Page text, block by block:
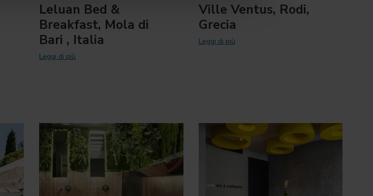
Leluan Bed &
Breakfast, Mola di
Bari , Italia
Leggi di più
Ville Ventus, Rodi,
Grecia
Leggi di più